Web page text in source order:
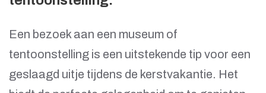
Een bezoek aan een museum of
tentoonstelling is een uitstekende tip voor een
geslaagd uitje tijdens de kerstvakantie. Het